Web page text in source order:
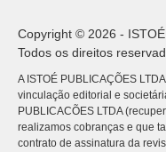
Copyright © 2026 -
Todos os direitos
A ISTOÉ PUBLICAÇÕES
vinculação editorial e
PUBLICACÕES LTDA
realizamos cobranças e que
contrato de assinatura da